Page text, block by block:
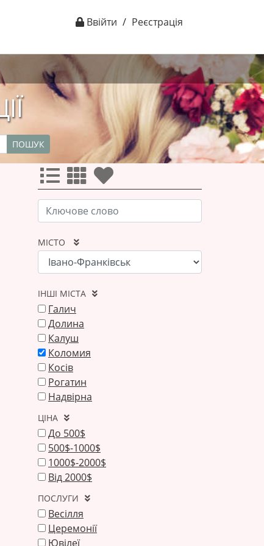
Ввійти / Реєстрація
ПОШУК
МІСТО
ІНШІ МІСТА
Галич
Долина
Калуш
Коломия
Косів
Рогатин
Надвірна
ЦІНА
До 500$
500$-1000$
1000$-2000$
Від 2000$
ПОСЛУГИ
Весілля
Церемонії
Ювілеї